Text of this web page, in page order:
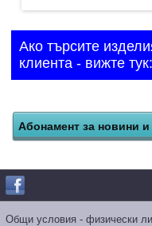
Ако търсите
клиента - вижте тук:
Общи условия - физически